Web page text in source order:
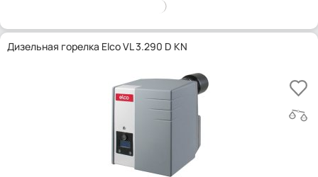
Дизельная горелка Elco VL 3.290 D KN